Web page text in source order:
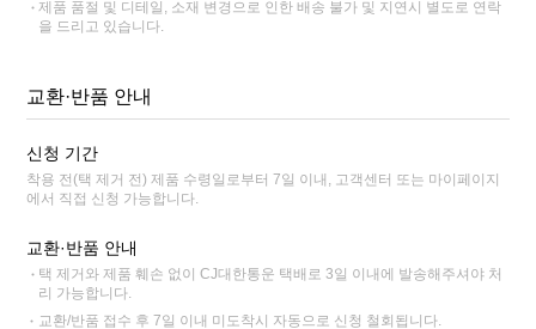
제품 품절 및 디테일, 소재 변경으로 인한 배송 불가 및 지연시 별도로 연락
을 드리고 있습니다.
교환·반품 안내
신청 기간
착용 전(택 제거 전) 제품 수령일로부터 7일 이내, 고객센터 또는 마이페이지
에서 직접 신청 가능합니다.
교환·반품 안내
택 제거와 제품 훼손 없이 CJ대한통운 택배로 3일 이내에 발송해주셔야 처
리 가능합니다.
교환/반품 접수 후 7일 이내 미도착시 자동으로 신청 철회됩니다.